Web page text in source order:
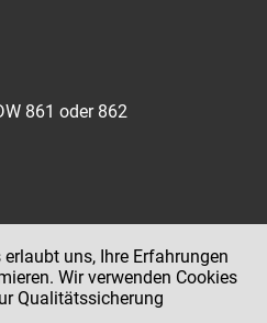
861 oder 862
uns, Ihre Erfahrungen
Wir verwenden Cookies
Qualitätssicherung